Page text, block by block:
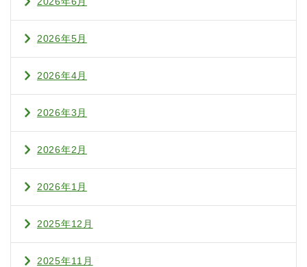
2026年5月
2026年4月
2026年3月
2026年2月
2026年1月
2025年12月
2025年11月